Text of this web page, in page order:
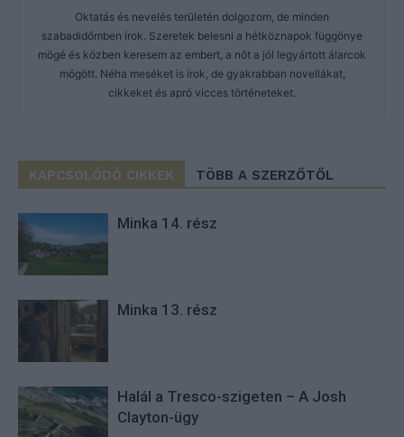
Oktatás és nevelés területén dolgozom, de minden
szabadidőmben írok. Szeretek belesni a hétköznapok függönye
mögé és közben keresem az embert, a nőt a jól legyártott álarcok
mögött. Néha meséket is írok, de gyakrabban novellákat,
cikkeket és apró vicces történeteket.
KAPCSOLÓDÓ CIKKEK TÖBB A SZERZŐTŐL
Minka 14. rész
Minka 13. rész
Halál a Tresco-szigeten – A Josh
Clayton-ügy